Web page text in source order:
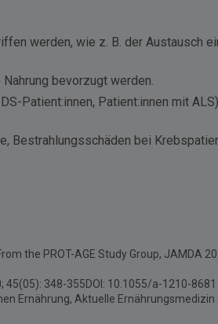
werden, wie z. B. der Austausch
bevorzugt werden.
Patient:innen, Patient:innen mit
Bestrahlungsschäden bei
the PROT-AGE Study Group, JAMDA
348-355DOI: 10.1055/a-1210-8681
Ernährung, Aktuelle Ernährungsmedizin